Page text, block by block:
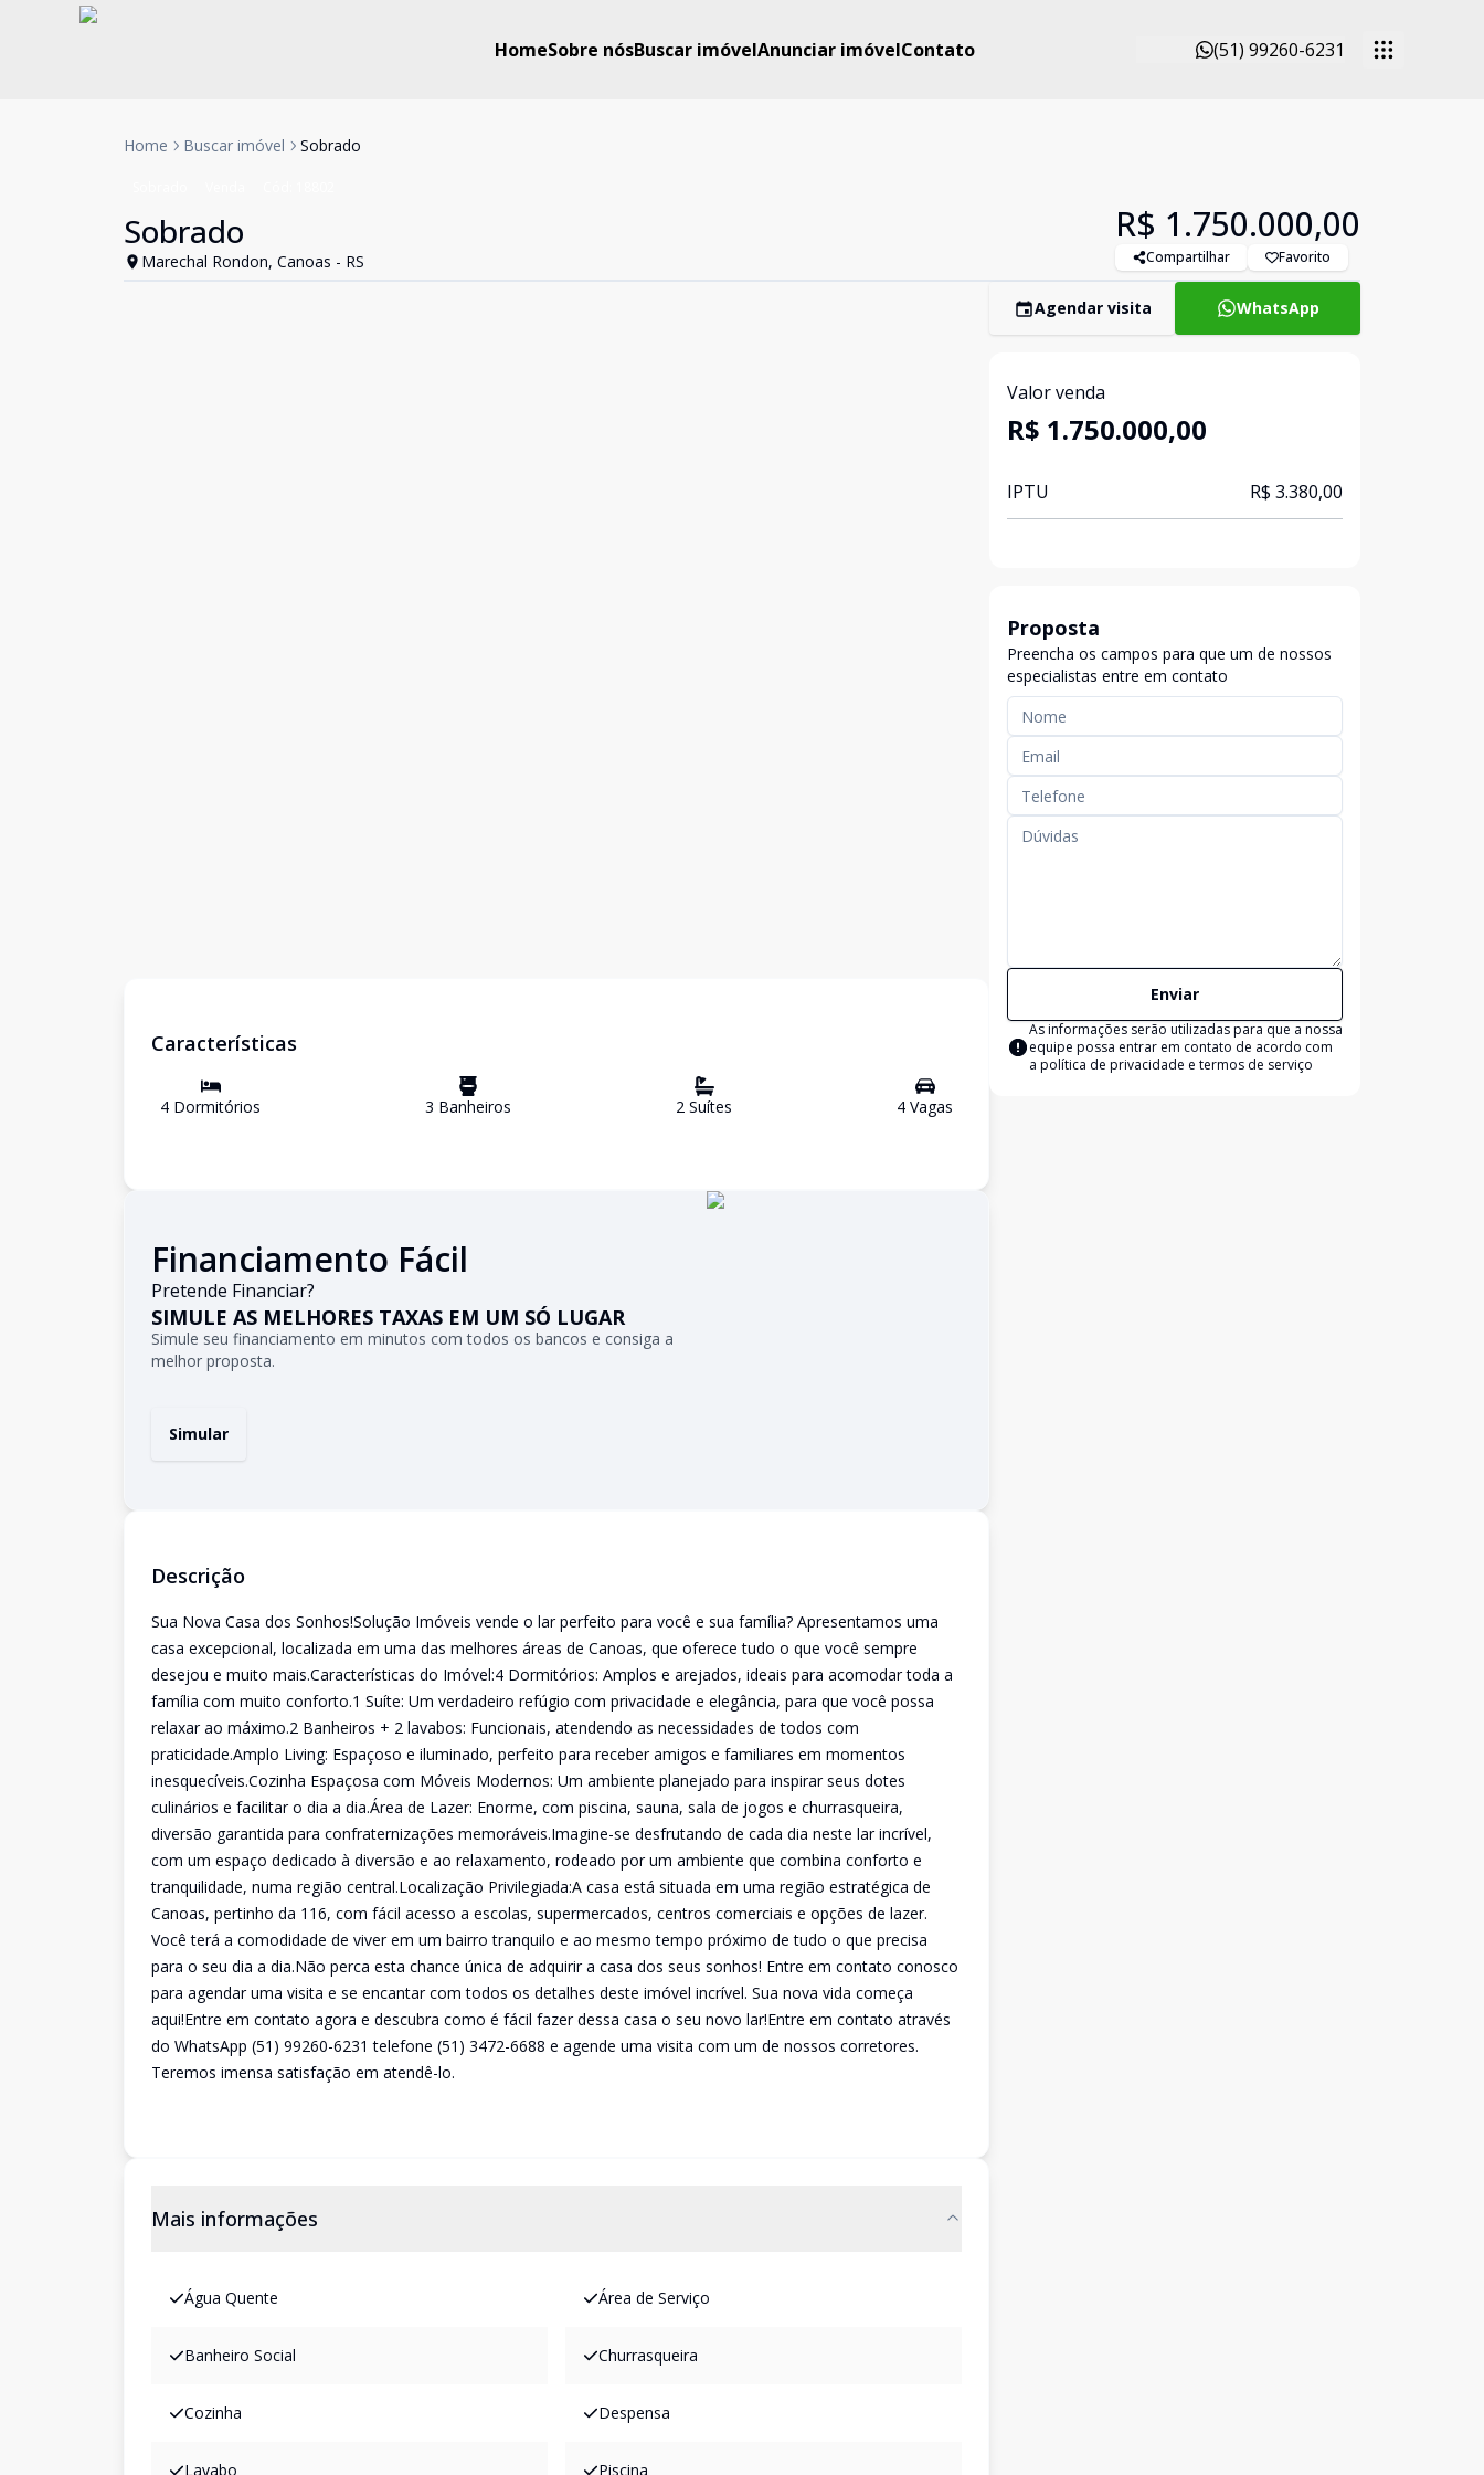
HomeSobre nósBuscar imóvelAnunciar imóvelContato (51) 99260-6231
Home Buscar imóvel Sobrado
Sobrado
Marechal Rondon, Canoas - RS
R$ 1.750.000,00
Compartilhar Favorito
Características
4 Dormitórios 3 Banheiros 2 Suítes 4 Vagas
Financiamento Fácil
Pretende Financiar?
SIMULE AS MELHORES TAXAS EM UM SÓ LUGAR
Simule seu financiamento em minutos com todos os bancos e consiga a
melhor proposta.
Simular
Descrição
Sua Nova Casa dos Sonhos!Solução Imóveis vende o lar perfeito para você e sua família? Apresentamos uma
casa excepcional, localizada em uma das melhores áreas de Canoas, que oferece tudo o que você sempre
desejou e muito mais.Características do Imóvel:4 Dormitórios: Amplos e arejados, ideais para acomodar toda a
família com muito conforto.1 Suíte: Um verdadeiro refúgio com privacidade e elegância, para que você possa
relaxar ao máximo.2 Banheiros + 2 lavabos: Funcionais, atendendo as necessidades de todos com
praticidade.Amplo Living: Espaçoso e iluminado, perfeito para receber amigos e familiares em momentos
inesquecíveis.Cozinha Espaçosa com Móveis Modernos: Um ambiente planejado para inspirar seus dotes
culinários e facilitar o dia a dia.Área de Lazer: Enorme, com piscina, sauna, sala de jogos e churrasqueira,
diversão garantida para confraternizações memoráveis.Imagine-se desfrutando de cada dia neste lar incrível,
com um espaço dedicado à diversão e ao relaxamento, rodeado por um ambiente que combina conforto e
tranquilidade, numa região central.Localização Privilegiada:A casa está situada em uma região estratégica de
Canoas, pertinho da 116, com fácil acesso a escolas, supermercados, centros comerciais e opções de lazer.
Você terá a comodidade de viver em um bairro tranquilo e ao mesmo tempo próximo de tudo o que precisa
para o seu dia a dia.Não perca esta chance única de adquirir a casa dos seus sonhos! Entre em contato conosco
para agendar uma visita e se encantar com todos os detalhes deste imóvel incrível. Sua nova vida começa
aqui!Entre em contato agora e descubra como é fácil fazer dessa casa o seu novo lar!Entre em contato através
do WhatsApp (51) 99260-6231 telefone (51) 3472-6688 e agende uma visita com um de nossos corretores.
Teremos imensa satisfação em atendê-lo.
Mais informações
Água Quente Área de Serviço
Banheiro Social Churrasqueira
Cozinha Despensa
Lavabo Piscina
Agendar visita WhatsApp
Valor venda
R$ 1.750.000,00
IPTU R$ 3.380,00
Proposta
Preencha os campos para que um de nossos
especialistas entre em contato
Enviar
As informações serão utilizadas para que a nossa
equipe possa entrar em contato de acordo com
a política de privacidade e termos de serviço